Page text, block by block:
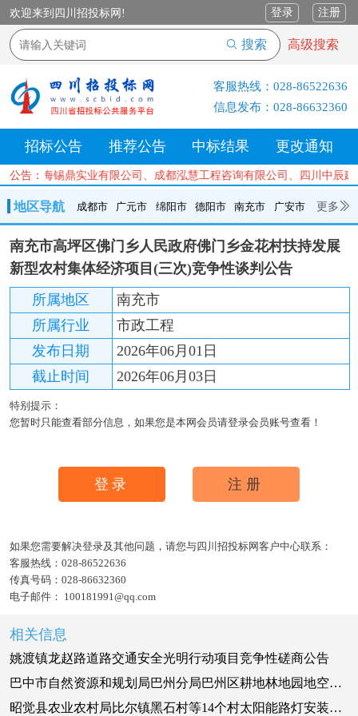
欢迎来到四川招投标网! 登录 注册
搜索 高级搜索
客服热线： 028-86522636
信息发布： 028-86632360
招标公告 推荐公告 中标结果 更改通知
公告：海锡鼎实业有限公司、成都泓慧工程咨询有限公司、四川
地区导航 成都市 广元市 绵阳市 德阳市 南充市 广安市 更多
成都市 广元市 绵阳市 德阳市 南充市 广安市
遂宁市
内江市
乐山市 自贡市 泸州市 宜宾市 攀枝花
达州市
资阳市 眉山市 雅安市 阿坝州 甘孜州 凉山州
南充市高坪区佛门乡人民政府佛门乡金花村扶持发展
新型农村集体经济项目(三次)竞争性谈判公告
所属地区
南充市
所属行业
市政工程
发布日期
2026年06月01日
截止时间
2026年06月03日
特别提示：
您暂时只能查看部分信息，如果您是本网会员请登录会员账号查看！
登录 注册
如果您需要解决登录及其他问题，请您与四川招投标网客户中心联系：
客服热线： 028-86522636
传真号码： 028-86632360
电子邮件： 100181991@qq.com
相关信息
姚渡镇龙赵路道路交通安全光明行动项目竞争性磋商公告
巴中市自然资源和规划局巴州分局巴州区耕地林地园地空间治理“一张图”建设竞争性磋商公告
昭觉县农业农村局比尔镇黑石村等14个村太阳能路灯安装项目招标公告